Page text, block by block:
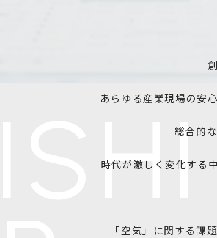
あらゆる産業現場の安
総合的
時代が激しく変化する中
「空気」に関する課